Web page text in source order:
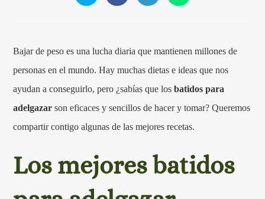
Bajar de peso es una lucha diaria que mantienen millones de
personas en el mundo. Hay muchas dietas e ideas que nos
ayudan a conseguirlo, pero ¿sabías que losbatidos para
adelgazar son eficaces y sencillos de hacer y tomar? Queremos
compartir contigo algunas de las mejores recetas.
Los mejores batidos